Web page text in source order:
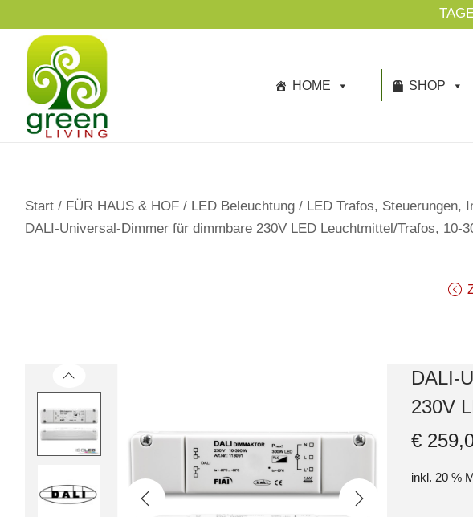
p
HOME SHOP
Start / FÜR HAUS & HOF / LED Beleuchtung / LED Trafos, Steuerungen,
DALI-Universal-Dimmer für dimmbare 230V LED Leuchtmittel/Trafos, 10-
DALI-
230V
€
inkl. 20 %